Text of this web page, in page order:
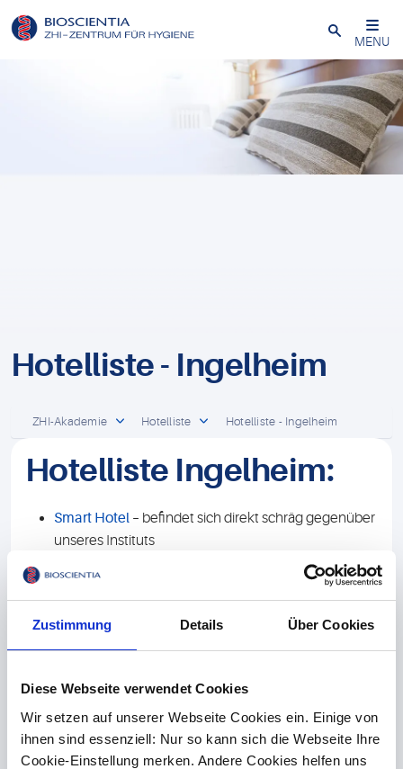
Zustimmung Details Über Cookies
Diese Webseite verwendet Cookies
Wir setzen auf unserer Webseite Cookies ein. Einige von
ihnen sind essenziell: Nur so kann sich die Webseite Ihre
Cookie-Einstellung merken. Andere Cookies helfen uns
Schließen
MENU
Hotelliste - Ingelheim
ZHI-Akademie Hotelliste Hotelliste - Ingelheim
Hotelliste Ingelheim:
Smart Hotel – befindet sich direkt schräg gegenüber
unseres Instituts
Das Karl.
Falls Sie mit dem Auto anreisen kommen noch folgende
Landhotel Fetzer
Weinhotel Wasem
Zum Alten Weinkeller